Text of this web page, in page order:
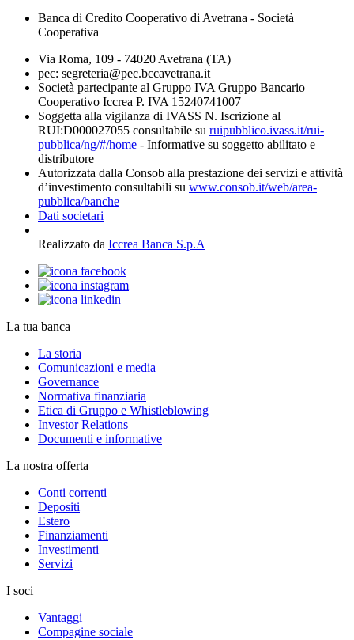
Banca di Credito Cooperativo di Avetrana - Società
Cooperativa
Via Roma, 109 - 74020 Avetrana (TA)
pec: segreteria@pec.bccavetrana.it
Società partecipante al Gruppo IVA Gruppo Bancario
Cooperativo Iccrea P. IVA 15240741007
Soggetta alla vigilanza di IVASS N. Iscrizione al
RUI:D000027055 consultabile su ruipubblico.ivass.it/rui-
pubblica/ng/#/home - Informative su soggetto abilitato e
distributore
Autorizzata dalla Consob alla prestazione dei servizi e attività
d’investimento consultabili su www.consob.it/web/area-
pubblica/banche
Dati societari
Realizzato da Iccrea Banca S.p.A
La tua banca
La storia
Comunicazioni e media
Governance
Normativa finanziaria
Etica di Gruppo e Whistleblowing
Investor Relations
Documenti e informative
La nostra offerta
Conti correnti
Depositi
Estero
Finanziamenti
Investimenti
Servizi
I soci
Vantaggi
Compagine sociale